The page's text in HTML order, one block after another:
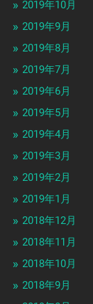
2019年10月
2019年9月
2019年8月
2019年7月
2019年6月
2019年5月
2019年4月
2019年3月
2019年2月
2019年1月
2018年12月
2018年11月
2018年10月
2018年9月